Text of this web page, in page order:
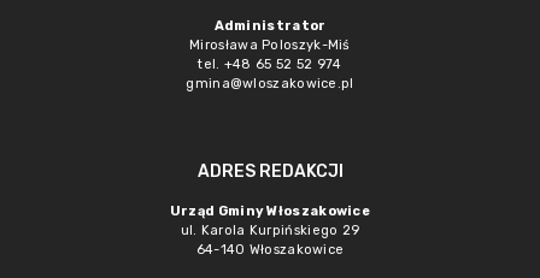
Administrator
Mirosława Poloszyk-Miś
tel. +48 65 52 52 974
gmina@wloszakowice.pl
ADRES REDAKCJI
Urząd Gminy Włoszakowice
ul. Karola Kurpińskiego 29
64-140 Włoszakowice